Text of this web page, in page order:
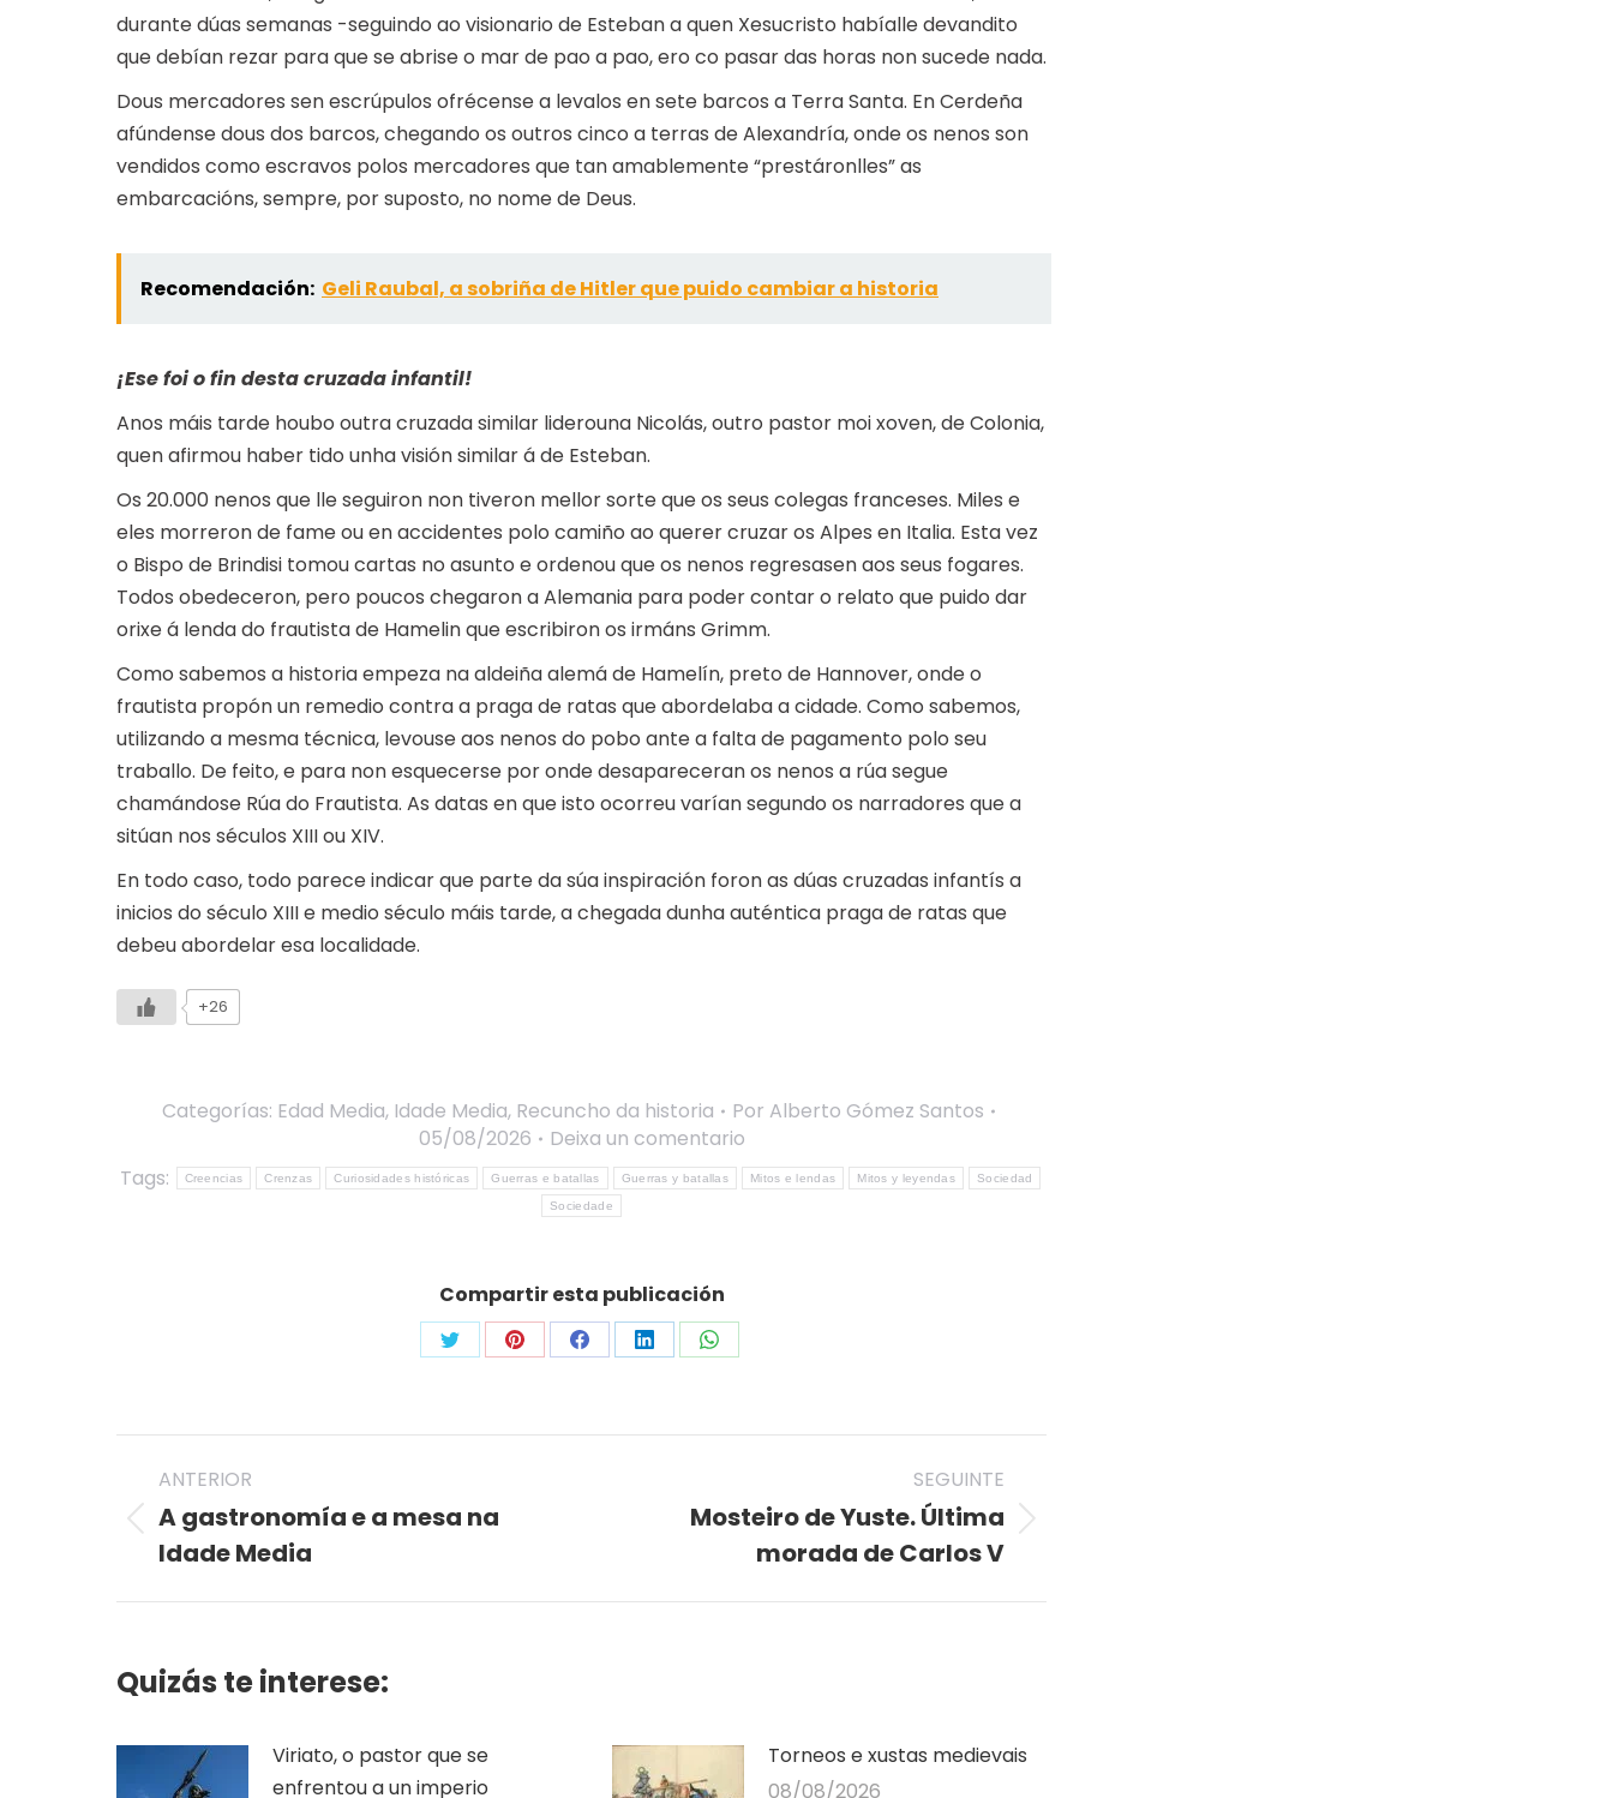
durante dúas semanas -seguindo ao visionario de Esteban a quen Xesucristo habíalle devandito
que debían rezar para que se abrise o mar de pao a pao, ero co pasar das horas non sucede nada.
Dous mercadores sen escrúpulos ofrécense a levalos en sete barcos a Terra Santa. En Cerdeña
afúndense dous dos barcos, chegando os outros cinco a terras de Alexandría, onde os nenos son
vendidos como escravos polos mercadores que tan amablemente “prestáronlles” as
embarcacións, sempre, por suposto, no nome de Deus.
Recomendación: Geli Raubal, a sobriña de Hitler que puido cambiar a historia
¡Ese foi o fin desta cruzada infantil!
Anos máis tarde houbo outra cruzada similar liderouna Nicolás, outro pastor moi xoven, de Colonia,
quen afirmou haber tido unha visión similar á de Esteban.
Os 20.000 nenos que lle seguiron non tiveron mellor sorte que os seus colegas franceses. Miles e
eles morreron de fame ou en accidentes polo camiño ao querer cruzar os Alpes en Italia. Esta vez
o Bispo de Brindisi tomou cartas no asunto e ordenou que os nenos regresasen aos seus fogares.
Todos obedeceron, pero poucos chegaron a Alemania para poder contar o relato que puido dar
orixe á lenda do frautista de Hamelin que escribiron os irmáns Grimm.
Como sabemos a historia empeza na aldeiña alemá de Hamelín, preto de Hannover, onde o
frautista propón un remedio contra a praga de ratas que abordelaba a cidade. Como sabemos,
utilizando a mesma técnica, levouse aos nenos do pobo ante a falta de pagamento polo seu
traballo. De feito, e para non esquecerse por onde desapareceran os nenos a rúa segue
chamándose Rúa do Frautista. As datas en que isto ocorreu varían segundo os narradores que a
sitúan nos séculos XIII ou XIV.
En todo caso, todo parece indicar que parte da súa inspiración foron as dúas cruzadas infantís a
inicios do século XIII e medio século máis tarde, a chegada dunha auténtica praga de ratas que
debeu abordelar esa localidade.
+26
Categorías: Edad Media, Idade Media, Recuncho da historia Por Alberto Gómez Santos
05/08/2026
Deixa un comentario
Tags:
Creencias Crenzas Curiosidades históricas Guerras e batallas Guerras y batallas Mitos e lendas Mitos y leyendas Sociedad
Sociedade
Compartir esta publicación
Share
Twitter
Share
Pinterest
Share
Facebook
Share
LinkedIn
Share
WhatsApp
Post
navigation
ANTERIOR
Previous
post:
A gastronomía e a mesa na
Idade Media
SEGUINTE
SeguinteMosteiro de Yuste. Última
morada de Carlos V
Quizás te interese:
Viriato, o pastor que se
enfrentou a un imperio
Torneos e xustas medievais
08/08/2026